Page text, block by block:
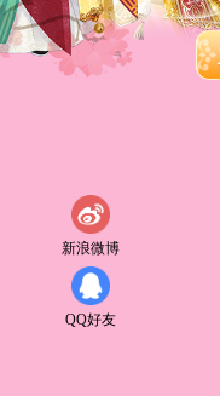
新浪微博
QQ好友